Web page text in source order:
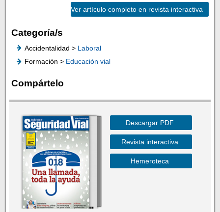
Ver artículo completo en revista interactiva
Categoría/s
Accidentalidad > Laboral
Formación > Educación vial
Compártelo
Descargar PDF
Revista interactiva
Hemeroteca